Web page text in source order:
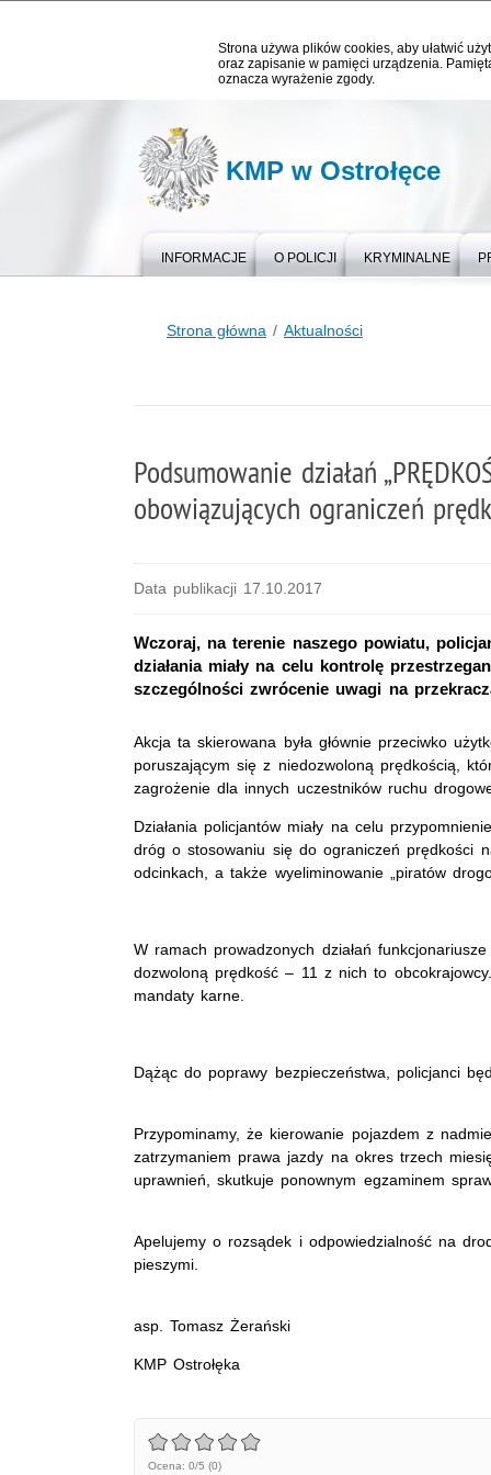
Strona używa plików cookies, aby ułatwić
oraz zapisanie w pamięci urządzenia.
oznacza wyrażenie zgody.
KMP w Ostrołęce
INFORMACJE O POLICJI KRYMINALNE
Strona główna Aktualności
Podsumowanie działań
obowiązujących ograniczeń
Data publikacji 17.10.2017
Wczoraj, na terenie naszego powiatu,
działania miały na celu kontrolę
szczególności zwrócenie uwagi na
Akcja ta skierowana była głównie przeciwko
poruszającym się z niedozwoloną prędkością,
zagrożenie dla innych uczestników ruchu
Działania policjantów miały na celu
dróg o stosowaniu się do ograniczeń prędkości
odcinkach, a także wyeliminowanie „piratów
W ramach prowadzonych działań
dozwoloną prędkość – 11 z nich to
mandaty karne.
Dążąc do poprawy bezpieczeństwa, policjanci
Przypominamy, że kierowanie pojazdem z
zatrzymaniem prawa jazdy na okres trzech
uprawnień, skutkuje ponownym egzaminem
Apelujemy o rozsądek i odpowiedzialność na
pieszymi.
asp. Tomasz Żerański
KMP Ostrołęka
Ocena: 0/5 (0)